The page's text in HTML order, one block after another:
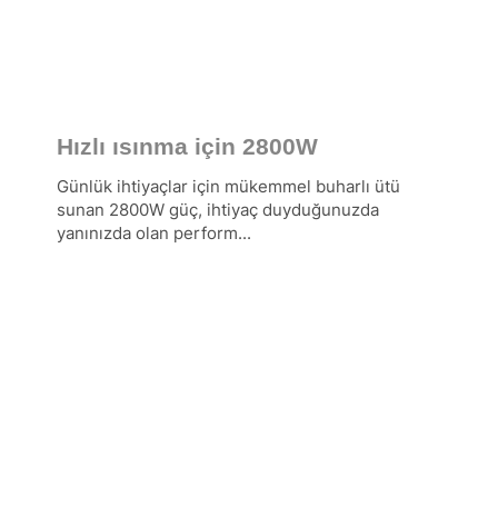
Hızlı ısınma için 2800W
Günlük ihtiyaçlar için mükemmel buharlı ütü
sunan 2800W güç, ihtiyaç duyduğunuzda
yanınızda olan perform...